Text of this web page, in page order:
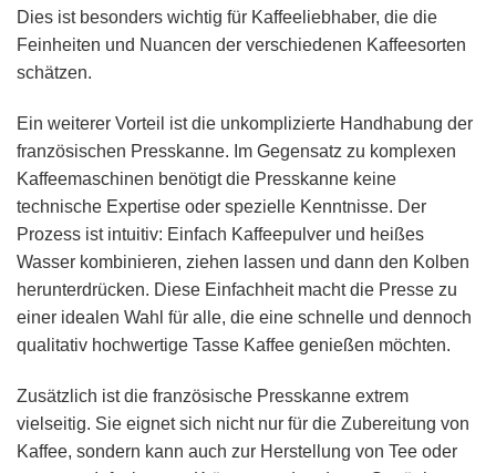
Dies ist besonders wichtig für Kaffeeliebhaber, die die
Feinheiten und Nuancen der verschiedenen Kaffeesorten
schätzen.
Ein weiterer Vorteil ist die unkomplizierte Handhabung der
französischen Presskanne. Im Gegensatz zu komplexen
Kaffeemaschinen benötigt die Presskanne keine
technische Expertise oder spezielle Kenntnisse. Der
Prozess ist intuitiv: Einfach Kaffeepulver und heißes
Wasser kombinieren, ziehen lassen und dann den Kolben
herunterdrücken. Diese Einfachheit macht die Presse zu
einer idealen Wahl für alle, die eine schnelle und dennoch
qualitativ hochwertige Tasse Kaffee genießen möchten.
Zusätzlich ist die französische Presskanne extrem
vielseitig. Sie eignet sich nicht nur für die Zubereitung von
Kaffee, sondern kann auch zur Herstellung von Tee oder